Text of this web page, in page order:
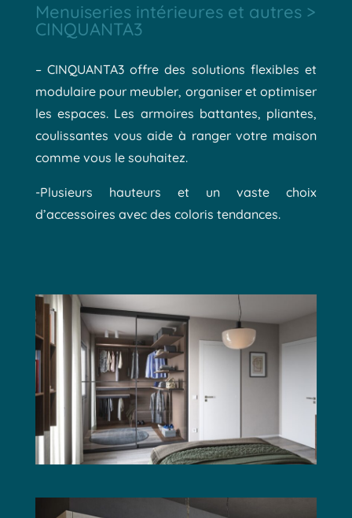
Menuiseries intérieures et autres >
CINQUANTA3
– CINQUANTA3 offre des solutions flexibles et
modulaire pour meubler, organiser et optimiser
les espaces. Les armoires battantes, pliantes,
coulissantes vous aide à ranger votre maison
comme vous le souhaitez.
-Plusieurs hauteurs et un vaste choix
d’accessoires avec des coloris tendances.